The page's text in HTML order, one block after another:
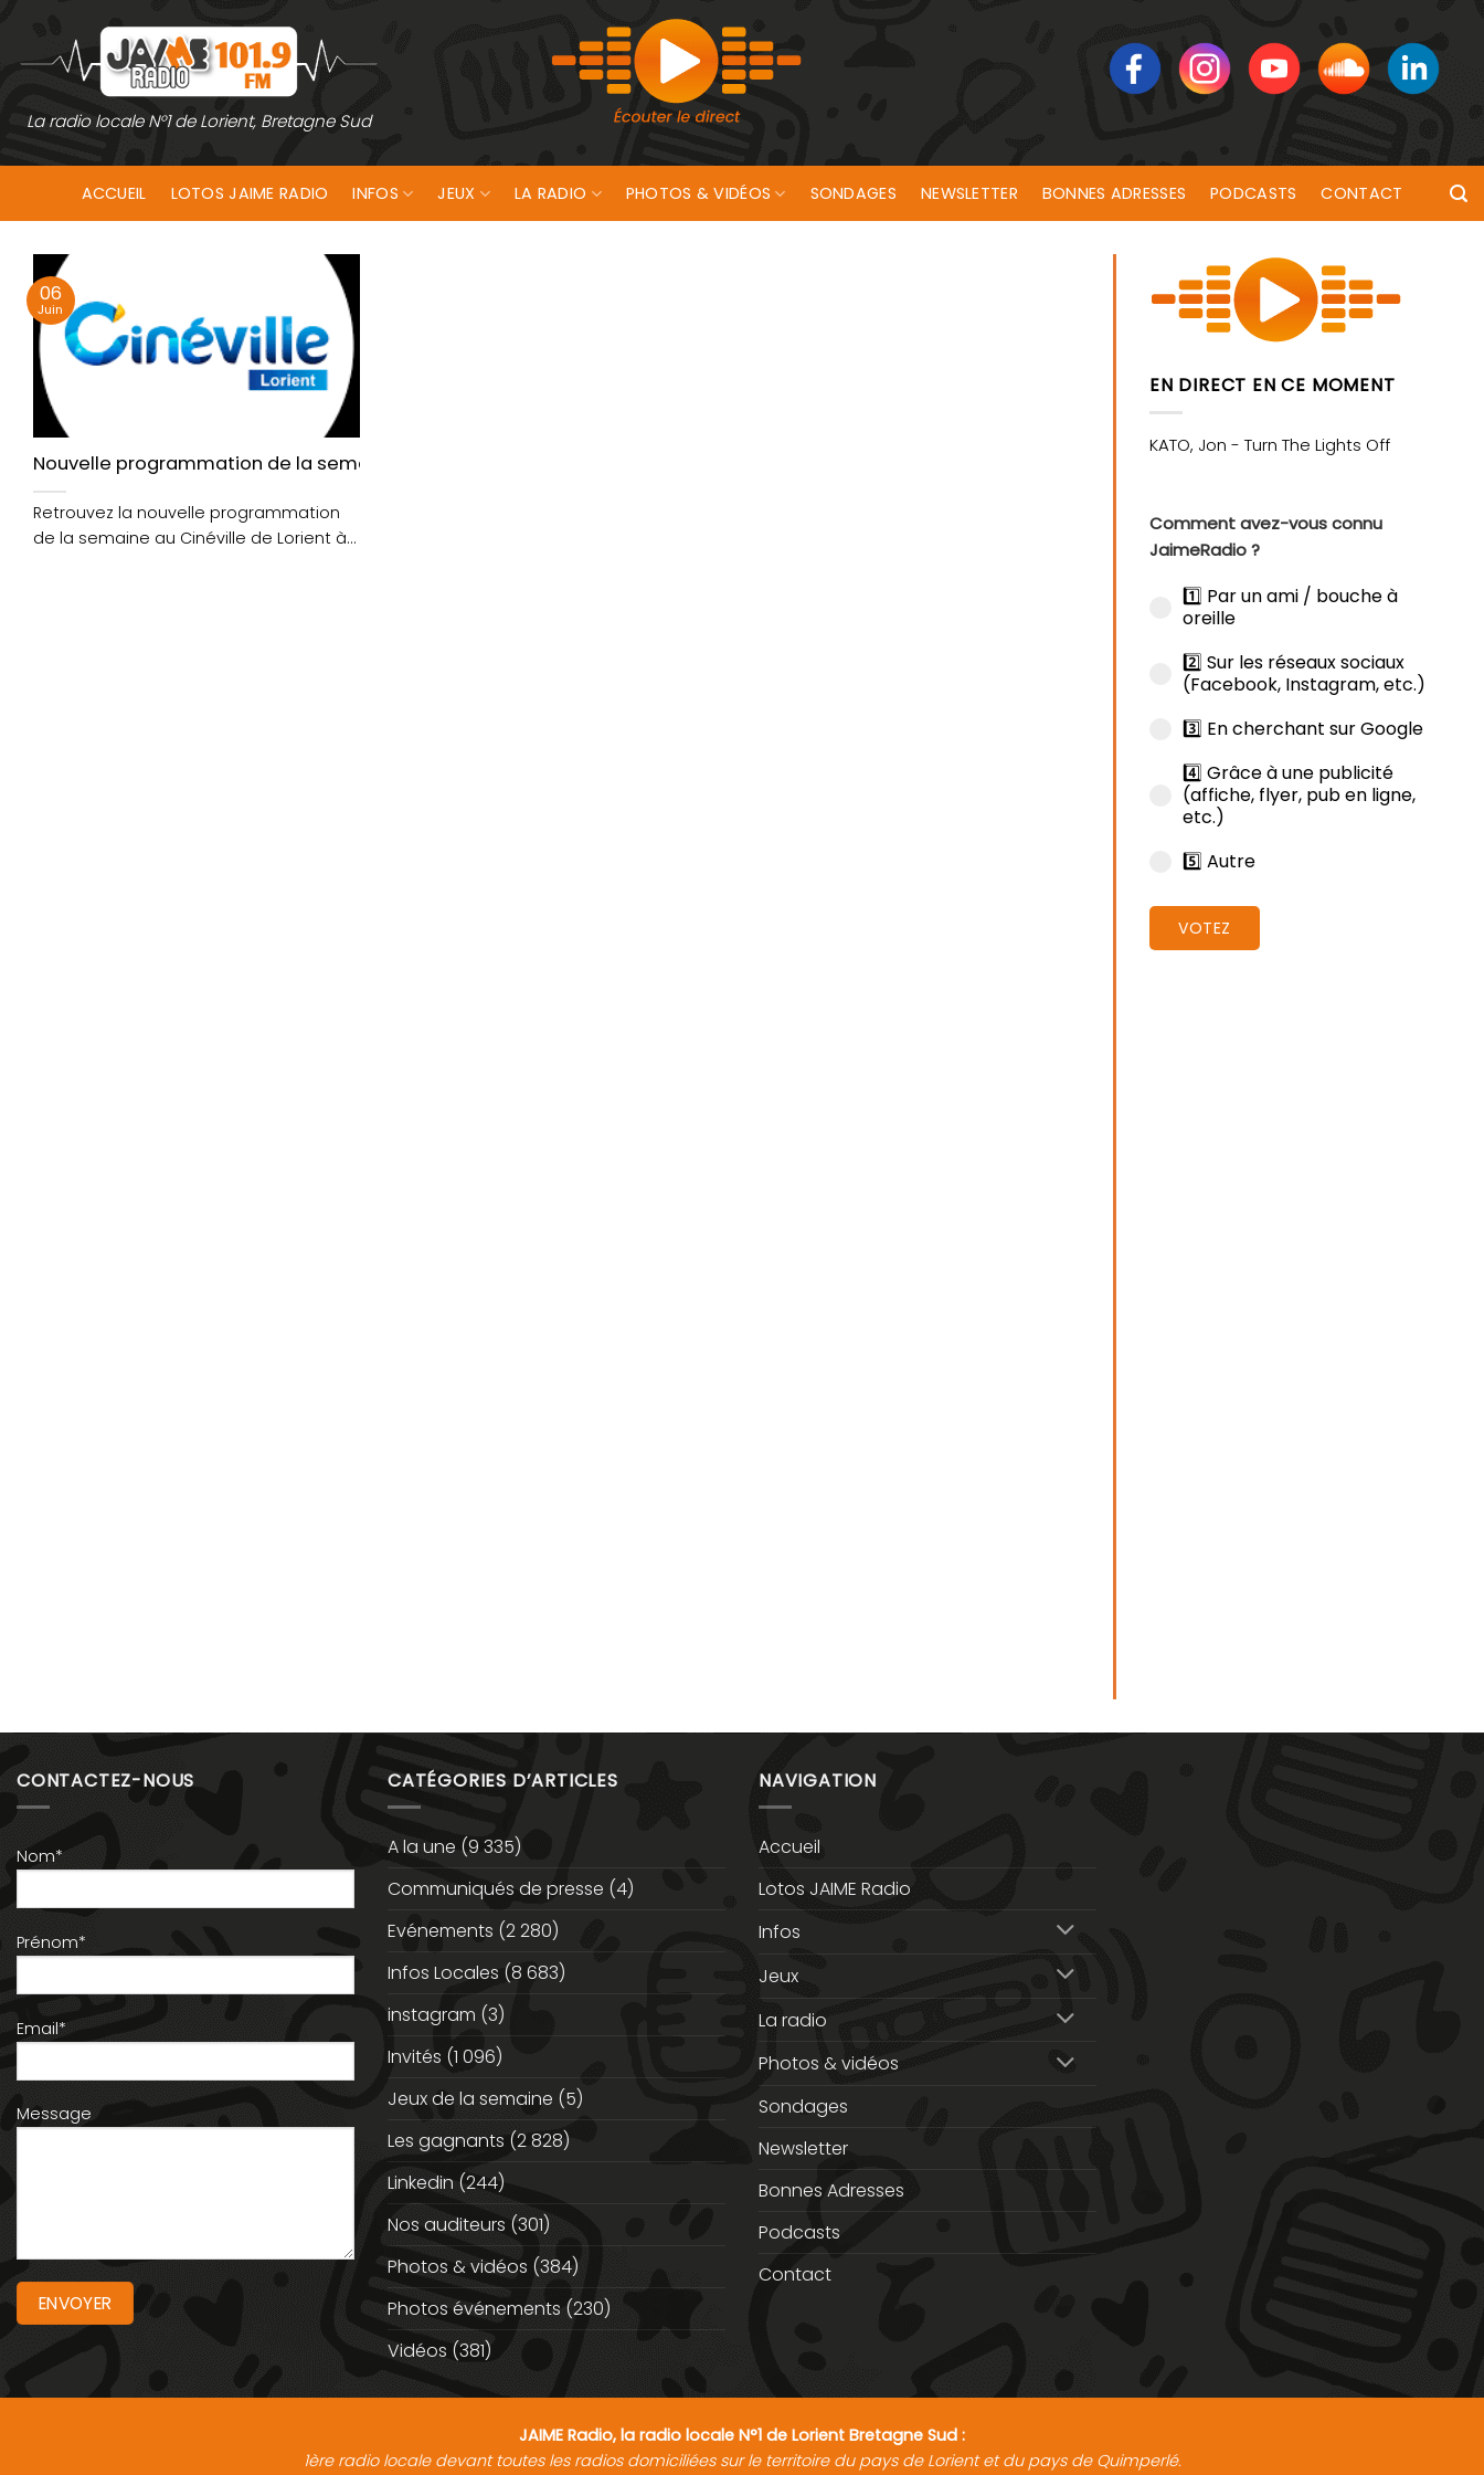
contenu
La radio locale N°1 de Lorient, Bretagne Sud
ACCUEIL LOTOS JAIME RADIO INFOS JEUX LA RADIO PHOTOS & VIDÉOS SONDAGES NEWSLETTER BONNES ADRESSES PODCASTS CONTACT
Nouvelle programmation de la semaine aujourd’hui au Cinéville de Lorient !
Retrouvez la nouvelle programmation
de la semaine au Cinéville de Lorient à
06
Juin
EN DIRECT EN CE MOMENT
Comment avez-vous connu
JaimeRadio ?
1️⃣ Par un ami / bouche à
oreille
2️⃣ Sur les réseaux sociaux
(Facebook, Instagram, etc.)
3️⃣ En cherchant sur Google
4️⃣ Grâce à une publicité
(affiche, flyer, pub en ligne,
etc.)
5️⃣ Autre
VOTEZ
CONTACTEZ-NOUS
Nom*
Prénom*
Email*
Message
CATÉGORIES D’ARTICLES
A la une (9 335)
Communiqués de presse (4)
Evénements (2 280)
Infos Locales (8 683)
instagram (3)
Invités (1 096)
Jeux de la semaine (5)
Les gagnants (2 828)
Linkedin (244)
Nos auditeurs (301)
Photos & vidéos (384)
Photos événements (230)
Vidéos (381)
NAVIGATION
Accueil
Lotos JAIME Radio
Infos
Jeux
La radio
Photos & vidéos
Sondages
Newsletter
Bonnes Adresses
Podcasts
Contact
JAIME Radio, la radio locale N°1 de Lorient Bretagne Sud :
1ère radio locale devant toutes les radios domiciliées sur le territoire du pays de Lorient et du pays de Quimperlé.